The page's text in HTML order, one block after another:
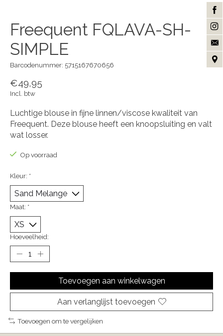
Freequent FQLAVA-SH-
SIMPLE
Barcodenummer: 5715167670656
€49,95
Incl. btw
Luchtige blouse in fijne linnen/viscose kwaliteit van
Freequent. Deze blouse heeft een knoopsluiting en valt
wat losser.
Op voorraad
Kleur: *
Maat: *
Hoeveelheid:
Toevoegen aan winkelwagen
Aan verlanglijst toevoegen
Toevoegen om te vergelijken